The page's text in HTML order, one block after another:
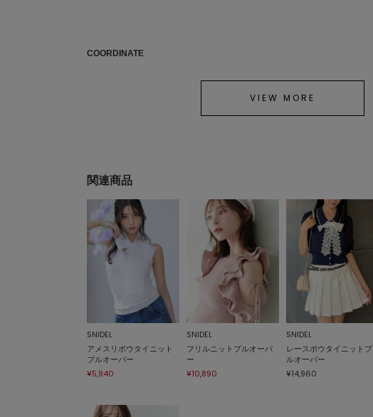
COORDINATE
VIEW MORE
関連商品
SNIDEL
アメスリボウタイニット
プルオーバー
¥5,940
SNIDEL
フリルニットプルオーバ
ー
¥10,890
SNIDEL
レースボウタイニットプ
ルオーバー
¥14,960